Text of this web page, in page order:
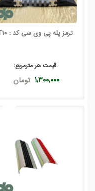
ترمز پله پی وی سی کد : T10
قیمت هر مترمربع:
۱,۳۰۰,۰۰۰ تومان